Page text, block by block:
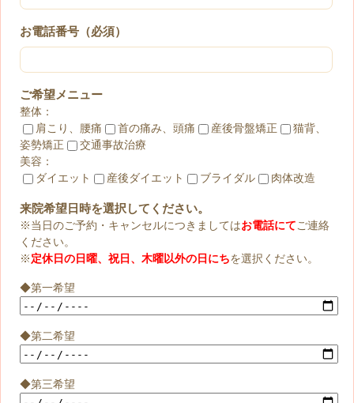
お電話番号（必須）
ご希望メニュー
整体：
肩こり、腰痛
首の痛み、頭痛 産後骨盤矯正
猫背、
姿勢矯正
交通事故治療
美容：
ダイエット
産後ダイエット ブライダル 肉体改造
来院希望日時を選択してください。
※当日のご予約・キャンセルにつきましてはお電話にてご連絡
ください。
※定休日の日曜、祝日、木曜以外の日にちを選択ください。
◆第一希望
◆第二希望
◆第三希望